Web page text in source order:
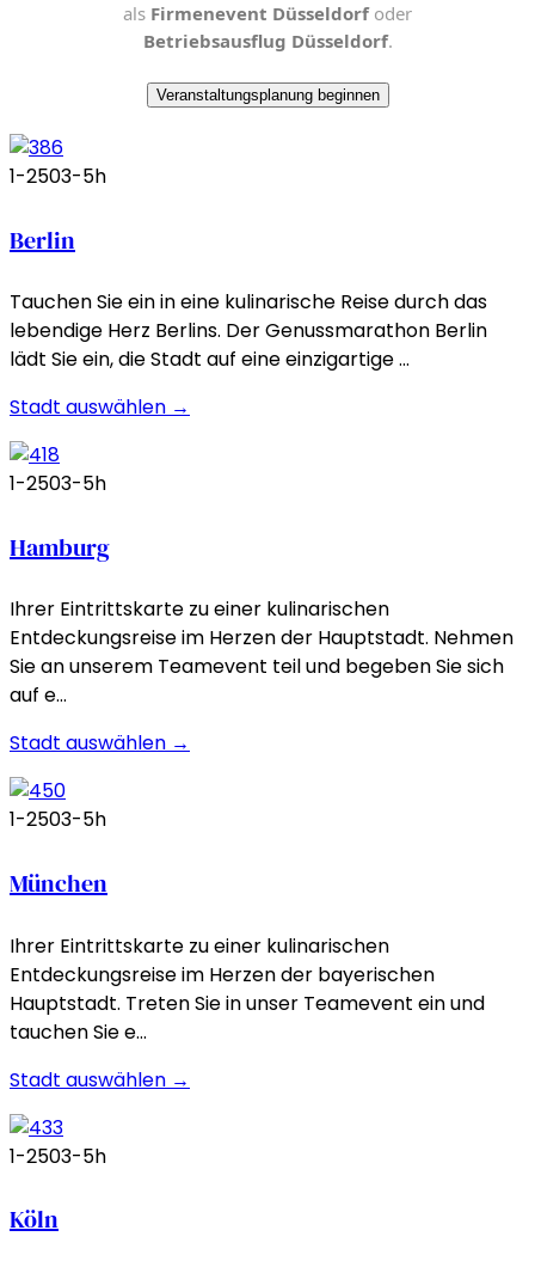
als Firmenevent Düsseldorfoder
Betriebsausflug Düsseldorf.
Veranstaltungsplanung beginnen
1-2503-5h
Berlin
Tauchen Sie ein in eine kulinarische Reise durch das
lebendige Herz Berlins. Der Genussmarathon Berlin
lädt Sie ein, die Stadt auf eine einzigartige …
Stadt auswählen →
1-2503-5h
Hamburg
Ihrer Eintrittskarte zu einer kulinarischen
Entdeckungsreise im Herzen der Hauptstadt. Nehmen
Sie an unserem Teamevent teil und begeben Sie sich
auf e…
Stadt auswählen →
1-2503-5h
München
Ihrer Eintrittskarte zu einer kulinarischen
Entdeckungsreise im Herzen der bayerischen
Hauptstadt. Treten Sie in unser Teamevent ein und
tauchen Sie e…
Stadt auswählen →
1-2503-5h
Köln